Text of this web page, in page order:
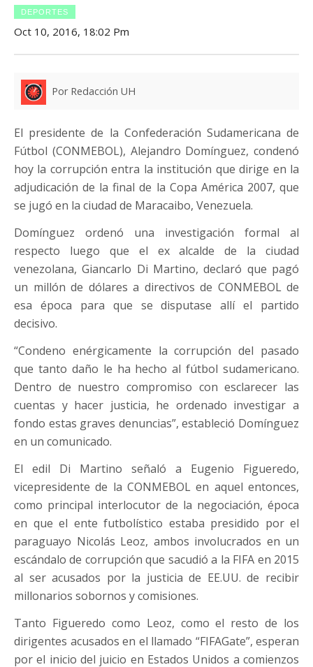
DEPORTES
Oct 10, 2016, 18:02 Pm
Por Redacción UH
El presidente de la Confederación Sudamericana de
Fútbol (CONMEBOL), Alejandro Domínguez, condenó
hoy la corrupción entra la institución que dirige en la
adjudicación de la final de la Copa América 2007, que
se jugó en la ciudad de Maracaibo, Venezuela.
Domínguez ordenó una investigación formal al
respecto luego que el ex alcalde de la ciudad
venezolana, Giancarlo Di Martino, declaró que pagó
un millón de dólares a directivos de CONMEBOL de
esa época para que se disputase allí el partido
decisivo.
“Condeno enérgicamente la corrupción del pasado
que tanto daño le ha hecho al fútbol sudamericano.
Dentro de nuestro compromiso con esclarecer las
cuentas y hacer justicia, he ordenado investigar a
fondo estas graves denuncias”, estableció Domínguez
en un comunicado.
El edil Di Martino señaló a Eugenio Figueredo,
vicepresidente de la CONMEBOL en aquel entonces,
como principal interlocutor de la negociación, época
en que el ente futbolístico estaba presidido por el
paraguayo Nicolás Leoz, ambos involucrados en un
escándalo de corrupción que sacudió a la FIFA en 2015
al ser acusados por la justicia de EE.UU. de recibir
millonarios sobornos y comisiones.
Tanto Figueredo como Leoz, como el resto de los
dirigentes acusados en el llamado “FIFAGate”, esperan
por el inicio del juicio en Estados Unidos a comienzos